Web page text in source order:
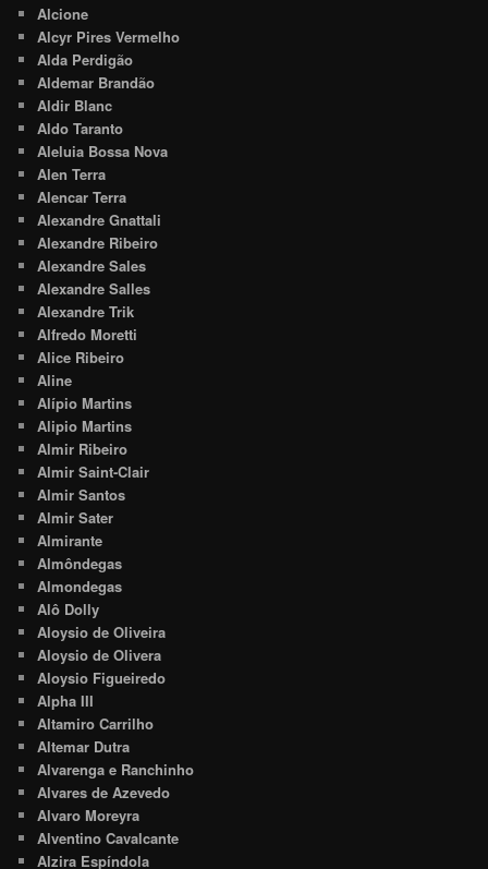
Alcione
Alcyr Pires Vermelho
Alda Perdigão
Aldemar Brandão
Aldir Blanc
Aldo Taranto
Aleluia Bossa Nova
Alen Terra
Alencar Terra
Alexandre Gnattali
Alexandre Ribeiro
Alexandre Sales
Alexandre Salles
Alexandre Trik
Alfredo Moretti
Alice Ribeiro
Aline
Alípio Martins
Alipio Martins
Almir Ribeiro
Almir Saint-Clair
Almir Santos
Almir Sater
Almirante
Almôndegas
Almondegas
Alô Dolly
Aloysio de Oliveira
Aloysio de Olivera
Aloysio Figueiredo
Alpha III
Altamiro Carrilho
Altemar Dutra
Alvarenga e Ranchinho
Alvares de Azevedo
Alvaro Moreyra
Alventino Cavalcante
Alzira Espíndola